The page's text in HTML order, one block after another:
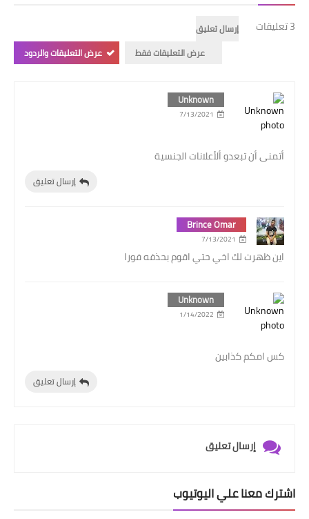
3 تعليقات
إرسال تعليق
عرض التعليقات فقط
عرض التعليقات والردود
Unknown
7/13/2021
أتمنى أن تبعدو ألأعلانات الجنسية
إرسال تعليق
Brince Omar
7/13/2021
اين ظهرت لك اخي حتي اقوم بحذفه فورا
Unknown
1/14/2022
كس امكم كذابين
إرسال تعليق
إرسال تعليق
اشترك معنا علي اليوتيوب